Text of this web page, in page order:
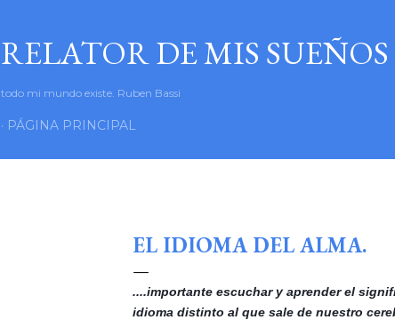
RELATOR DE MIS SUEÑOS
todo mi mundo existe. Ruben Bassi
PÁGINA PRINCIPAL
EL IDIOMA DEL ALMA.
....importante escuchar y aprender el
idioma distinto al que sale de nuestro